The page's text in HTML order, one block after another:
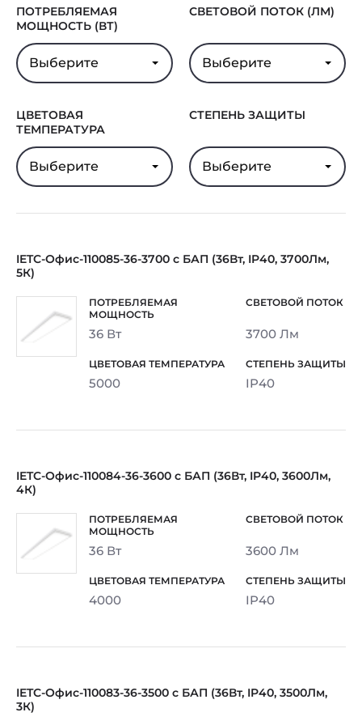
Гарантия 5 лет
ПОТРЕБЛЯЕМАЯ
МОЩНОСТЬ (ВТ)
Выберите
СВЕТОВОЙ ПОТОК (ЛМ)
Выберите
ЦВЕТОВАЯ
ТЕМПЕРАТУРА
Выберите
СТЕПЕНЬ ЗАЩИТЫ
Выберите
IETC-Офис-110085-36-3700 с БАП (36Вт, IP40, 3700Лм,
5К)
36 Вт 3700 Лм
5000 IP40
IETC-Офис-110084-36-3600 с БАП (36Вт, IP40, 3600Лм,
4К)
36 Вт 3600 Лм
4000 IP40
IETC-Офис-110083-36-3500 с БАП (36Вт, IP40, 3500Лм,
3К)